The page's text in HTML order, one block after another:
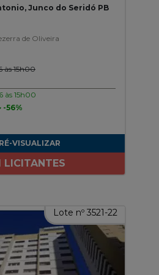
Junco do Seridó PB
de Oliveira
às 15h00
às 15h00
-56%
VISUALIZAR
LICITANTES
Lote nº 3521-22